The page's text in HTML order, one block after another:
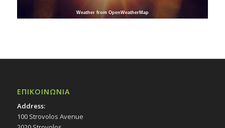
Weather from OpenWeatherMap
ΕΠΙΚΟΙΝΩΝΙΑ
Address:
100 Strovolos Avenue